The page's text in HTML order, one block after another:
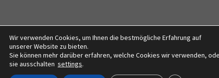
Wir verwenden Cookies, um Ihnen die bestmögliche Erfahrung auf
unserer Website zu bieten.
Sie können mehr darüber erfahren, welche Cookies wir verwenden,
sie ausschalten settings.